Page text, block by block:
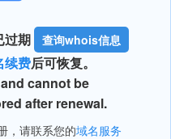
过期 查询whois信息
续费后可恢复。
cannot be
after renewal.
，请联系您的域名服务